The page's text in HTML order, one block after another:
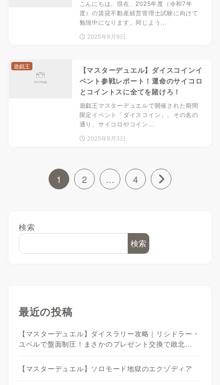
こんにちは。現在、2025年度（令和7年
度）の賃貸不動産経営管理士試験に向けて
勉強中になります。同じよう…
2025年9月9日
【マスターデュエル】ダイスコインイ
ベント参戦レポート！運命のサイコロ
とコイントスに全てを賭けろ！
遊戯王マスターデュエルで開催された期間
限定イベント「ダイスコイン」。その名の
通り、サイコロやコイン…
2025年9月3日
遊戯王
1 2 … 4
検索
検索
最近の投稿
【マスターデュエル】ダイスラリー攻略｜リシドラー・
ユベルで盤面制圧！まさかのプレゼント交換で敗北…
【マスターデュエル】ソロモード地獄のエクゾディア